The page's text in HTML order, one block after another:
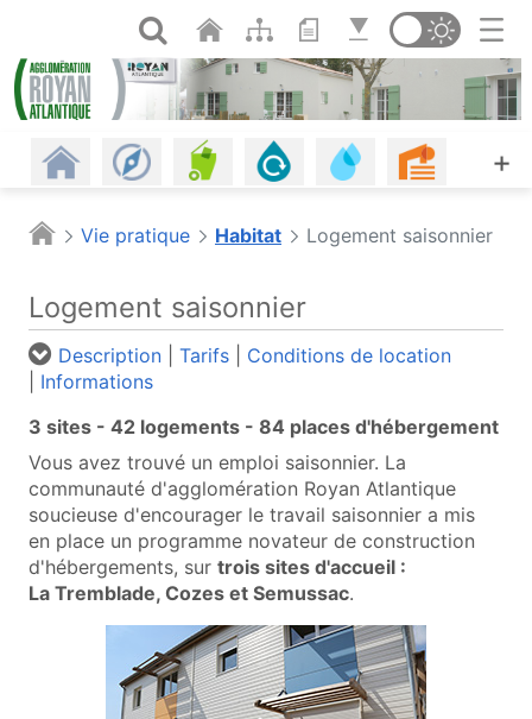
Saut au contenu principalOuvrir la rechercheChanger de
Revenir à l'accueil
Les communesGestion des déchets
AssainissementEau potable, eau
Les infosPortail cartographique
+
Vie pratique Habitat Logement saisonnier
Logement saisonnier
Description| Tarifs| Conditions de location
Informations
3 sites - 42 logements - 84 places d'hébergement
Vous avez trouvé un emploi saisonnier. La
communauté d'agglomération Royan Atlantique
soucieuse d'encourager le travail saisonnier a mis
en place un programme novateur de construction
d'hébergements, sur trois sites d'accueil :
La Tremblade, Cozes et Semussac.
Panneau de gestion des cookies